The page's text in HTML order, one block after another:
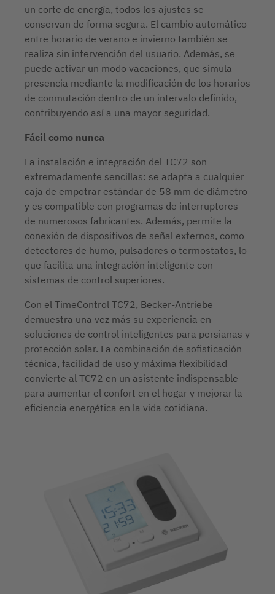
un corte de energía, todos los ajustes se
conservan de forma segura. El cambio automático
entre horario de verano e invierno también se
realiza sin intervención del usuario. Además, se
puede activar un modo vacaciones, que simula
presencia mediante la modificación de los horarios
de conmutación dentro de un intervalo definido,
contribuyendo así a una mayor seguridad.
Fácil como nunca
La instalación e integración del TC72 son
extremadamente sencillas: se adapta a cualquier
caja de empotrar estándar de 58 mm de diámetro
y es compatible con programas de interruptores
de numerosos fabricantes. Además, permite la
conexión de dispositivos de señal externos, como
detectores de humo, pulsadores o termostatos, lo
que facilita una integración inteligente con
sistemas de control superiores.
Con el TimeControl TC72, Becker-Antriebe
demuestra una vez más su experiencia en
soluciones de control inteligentes para persianas y
protección solar. La combinación de sofisticación
técnica, facilidad de uso y máxima flexibilidad
convierte al TC72 en un asistente indispensable
para aumentar el confort en el hogar y mejorar la
eficiencia energética en la vida cotidiana.